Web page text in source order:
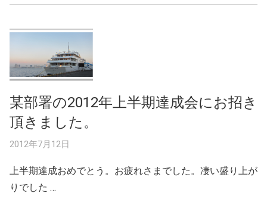
某部署の2012年上半期達成会にお招き
頂きました。
2012年7月12日
上半期達成おめでとう。お疲れさまでした。凄い盛り上が
りでした …